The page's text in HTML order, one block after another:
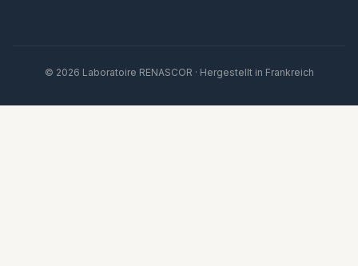
© 2026 Laboratoire RENASCOR · Hergestellt in Frankreich